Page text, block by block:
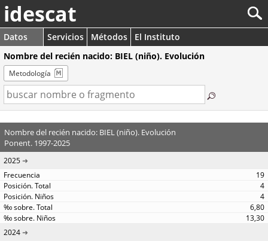
idescat
Datos Servicios Métodos
El Instituto
Nombre del recién nacido: BIEL (niño). Evolución
Metodología
Nombre del recién nacido: BIEL (niño). Evolución
Ponent. 1997-2025
2025
19
4
4
6,80
13,30
2024